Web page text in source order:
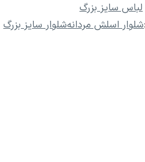
لباس سایز بزرگ
شلوار اسلش مردانهشلوار سایز بزرگ